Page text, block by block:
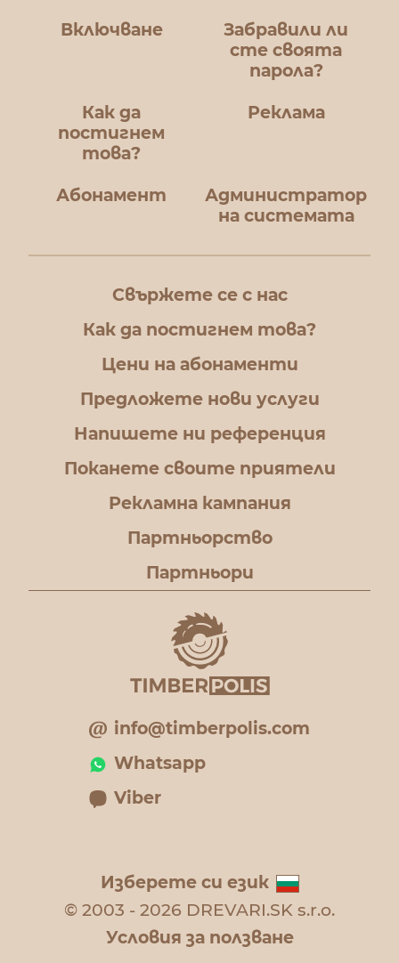
Включване
Забравили ли
сте своята
парола?
Как да
постигнем
това?
Реклама
Абонамент
Администратор
на системата
Свържете се с нас
Как да постигнем това?
Цени на абонаменти
Предложете нови услуги
Напишете ни референция
Поканете своите приятели
Рекламна кампания
Партньорство
Партньори
info@timberpolis.com
Whatsapp
Viber
Изберете си език
© 2003 - 2026 DREVARI.SK s.r.o.
Условия за ползване